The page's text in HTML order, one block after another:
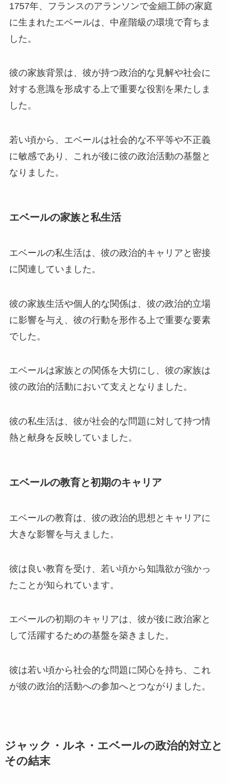
1757年、フランスのアランソンで金細工師の家庭
に生まれたエベールは、中産階級の環境で育ちま
した。
彼の家族背景は、彼が持つ政治的な見解や社会に
対する意識を形成する上で重要な役割を果たしま
した。
若い頃から、エベールは社会的な不平等や不正義
に敏感であり、これが後に彼の政治活動の基盤と
なりました。
エベールの家族と私生活
エベールの私生活は、彼の政治的キャリアと密接
に関連していました。
彼の家族生活や個人的な関係は、彼の政治的立場
に影響を与え、彼の行動を形作る上で重要な要素
でした。
エベールは家族との関係を大切にし、彼の家族は
彼の政治的活動において支えとなりました。
彼の私生活は、彼が社会的な問題に対して持つ情
熱と献身を反映していました。
エベールの教育と初期のキャリア
エベールの教育は、彼の政治的思想とキャリアに
大きな影響を与えました。
彼は良い教育を受け、若い頃から知識欲が強かっ
たことが知られています。
エベールの初期のキャリアは、彼が後に政治家と
して活躍するための基盤を築きました。
彼は若い頃から社会的な問題に関心を持ち、これ
が彼の政治的活動への参加へとつながりました。
ジャック・ルネ・エベールの政治的対立と
その結末